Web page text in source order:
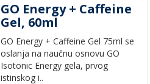
GO Energy + Caffeine
Gel, 60ml
GO Energy + Caffeine Gel 75ml se
oslanja na naučnu osnovu GO
Isotonic Energy gela, prvog
istinskog i..